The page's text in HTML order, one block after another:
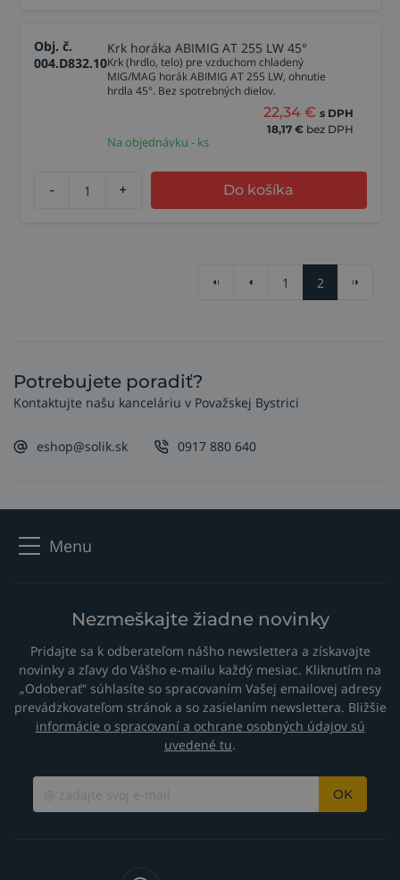
Obj. č.
004.D832.10
Krk horáka ABIMIG AT 255 LW 45°
Krk (hrdlo, telo) pre vzduchom chladený
MIG/MAG horák ABIMIG AT 255 LW, ohnutie
hrdla 45°. Bez spotrebných dielov.
22,34 € s DPH
18,17 € bez DPH
Na objednávku - ks
- + Do košíka
1 2
Potrebujete poradiť?
Kontaktujte našu kanceláriu v Považskej Bystrici
eshop@solik.sk 0917 880 640
Menu
Nezmeškajte žiadne novinky
Pridajte sa k odberateľom nášho newslettera a získavajte
novinky a zľavy do Vášho e-mailu každý mesiac. Kliknutím na
„Odoberať“ súhlasíte so spracovaním Vašej emailovej adresy
prevádzkovateľom stránok a so zasielaním newslettera. Bližšie
informácie o spracovaní a ochrane osobných údajov sú
uvedené tu.
OK